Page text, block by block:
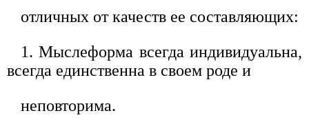
отличных от качеств ее составляющих:
1. Мыслеформа всегда индивидуальна,
всегда единственна в своем роде и
неповторима.